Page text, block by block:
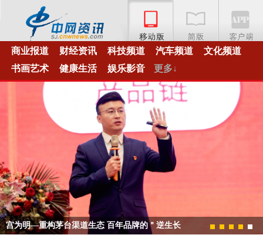
商业报道 财经资讯 科技频道 汽车频道
文化频道
书画艺术
健康生活 娱乐影音 更多↓
宫为明—重构茅台渠道生态 百年品牌的＂逆生长
1 2 3 4 5